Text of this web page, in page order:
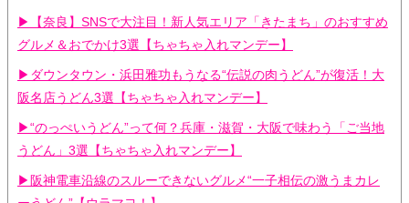
▶【奈良】SNSで大注目！新人気エリア「きたまち」のおすすめ
グルメ＆おでかけ3選【ちゃちゃ入れマンデー】
▶ダウンタウン・浜田雅功もうなる“伝説の肉うどん”が復活！大
阪名店うどん3選【ちゃちゃ入れマンデー】
▶“のっぺいうどん”って何？兵庫・滋賀・大阪で味わう「ご当地
うどん」3選【ちゃちゃ入れマンデー】
▶阪神電車沿線のスルーできないグルメ“一子相伝の激うまカレ